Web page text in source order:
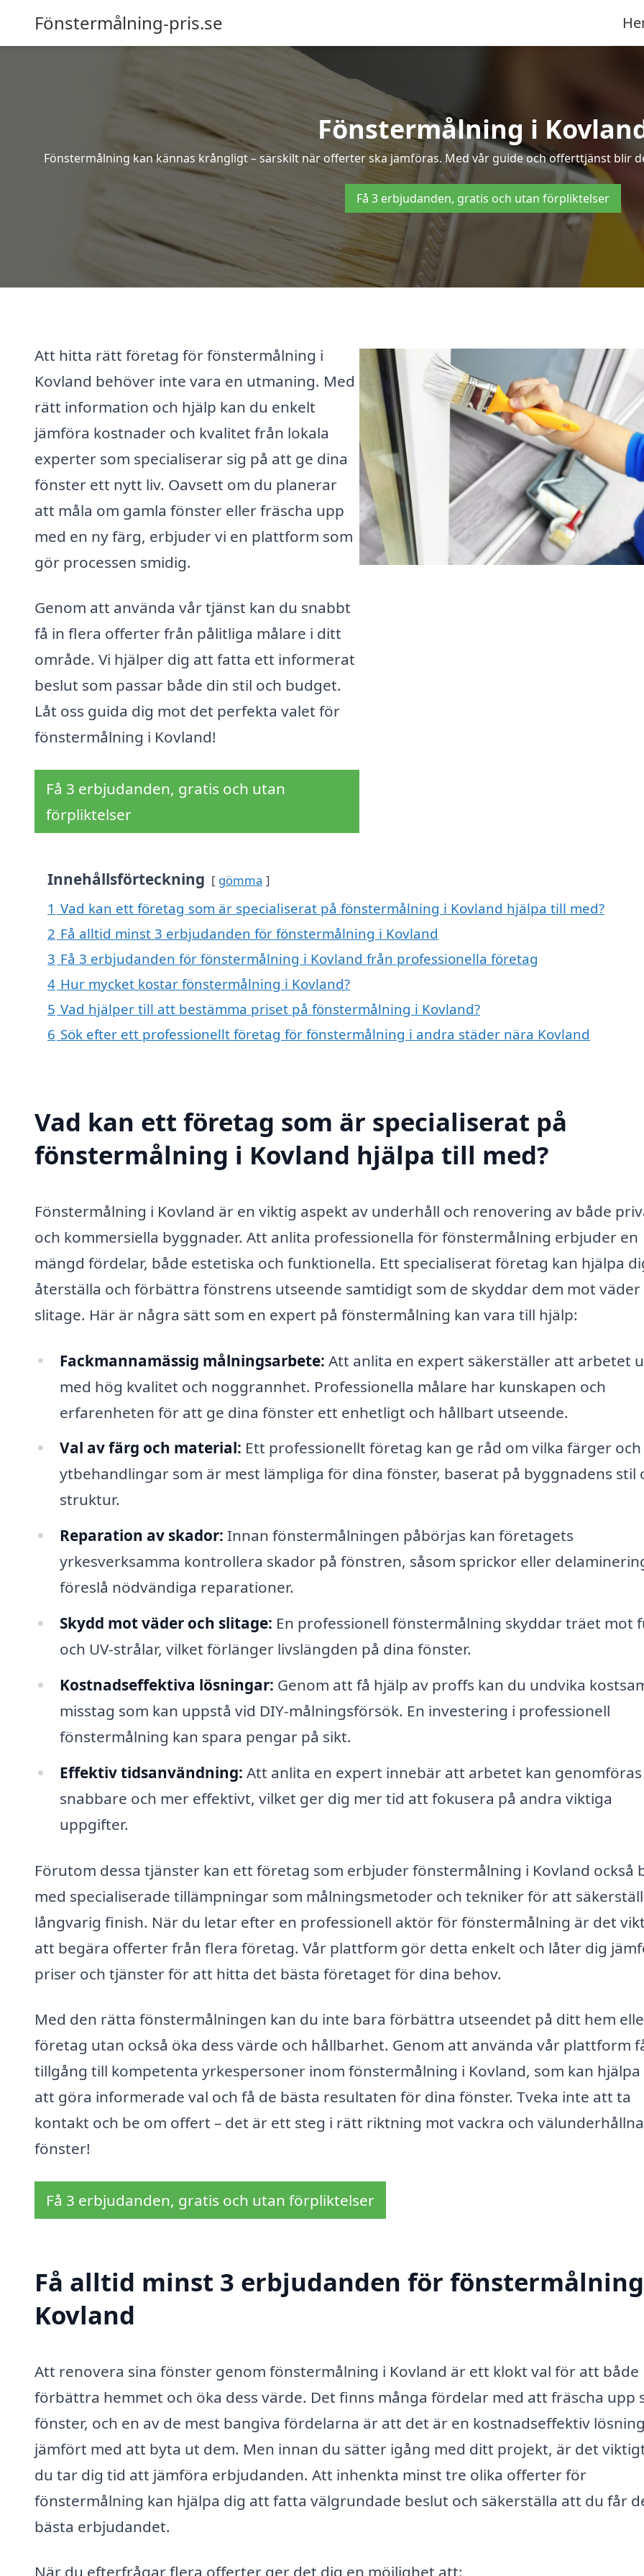
Fönstermålning-pris.se
Fönstermålning i
Fönstermålning kan kännas krångligt – särskilt när offerter ska jämföras. Med vår guide och offerttjänst blir
Få 3 erbjudanden, gratis och utan förpliktelser
Att hitta rätt företag för fönstermålning i
Kovland behöver inte vara en utmaning. Med
rätt information och hjälp kan du enkelt
jämföra kostnader och kvalitet från lokala
experter som specialiserar sig på att ge dina
fönster ett nytt liv. Oavsett om du planerar
att måla om gamla fönster eller fräscha upp
med en ny färg, erbjuder vi en plattform som
gör processen smidig.
Genom att använda vår tjänst kan du snabbt
få in flera offerter från pålitliga målare i ditt
område. Vi hjälper dig att fatta ett informerat
beslut som passar både din stil och budget.
Låt oss guida dig mot det perfekta valet för
fönstermålning i Kovland!
Få 3 erbjudanden, gratis och utan
förpliktelser
Innehållsförteckning gömma
1 Vad kan ett företag som är specialiserat på fönstermålning i Kovland hjälpa till med?
2 Få alltid minst 3 erbjudanden för fönstermålning i Kovland
3 Få 3 erbjudanden för fönstermålning i Kovland från professionella företag
4 Hur mycket kostar fönstermålning i Kovland?
5 Vad hjälper till att bestämma priset på fönstermålning i Kovland?
6 Sök efter ett professionellt företag för fönstermålning i andra städer nära Kovland
Vad kan ett företag som är specialiserat på
fönstermålning i Kovland hjälpa till med?
Fönstermålning i Kovland är en viktig aspekt av underhåll och renovering av både
och kommersiella byggnader. Att anlita professionella för fönstermålning erbjuder en
mängd fördelar, både estetiska och funktionella. Ett specialiserat företag kan hjälpa
återställa och förbättra fönstrens utseende samtidigt som de skyddar dem mot väder
slitage. Här är några sätt som en expert på fönstermålning kan vara till hjälp:
Fackmannamässig målningsarbete: Att anlita en expert säkerställer att arbetet
med hög kvalitet och noggrannhet. Professionella målare har kunskapen och
erfarenheten för att ge dina fönster ett enhetligt och hållbart utseende.
Val av färg och material: Ett professionellt företag kan ge råd om vilka färger och
ytbehandlingar som är mest lämpliga för dina fönster, baserat på byggnadens stil
struktur.
Reparation av skador: Innan fönstermålningen påbörjas kan företagets
yrkesverksamma kontrollera skador på fönstren, såsom sprickor eller
föreslå nödvändiga reparationer.
Skydd mot väder och slitage: En professionell fönstermålning skyddar träet mot
och UV-strålar, vilket förlänger livslängden på dina fönster.
Kostnadseffektiva lösningar: Genom att få hjälp av proffs kan du undvika
misstag som kan uppstå vid DIY-målningsförsök. En investering i professionell
fönstermålning kan spara pengar på sikt.
Effektiv tidsanvändning: Att anlita en expert innebär att arbetet kan genomföras
snabbare och mer effektivt, vilket ger dig mer tid att fokusera på andra viktiga
uppgifter.
Förutom dessa tjänster kan ett företag som erbjuder fönstermålning i Kovland också
med specialiserade tillämpningar som målningsmetoder och tekniker för att
långvarig finish. När du letar efter en professionell aktör för fönstermålning är det
att begära offerter från flera företag. Vår plattform gör detta enkelt och låter dig
priser och tjänster för att hitta det bästa företaget för dina behov.
Med den rätta fönstermålningen kan du inte bara förbättra utseendet på ditt hem
företag utan också öka dess värde och hållbarhet. Genom att använda vår plattform
tillgång till kompetenta yrkespersoner inom fönstermålning i Kovland, som kan hjälpa
att göra informerade val och få de bästa resultaten för dina fönster. Tveka inte att ta
kontakt och be om offert – det är ett steg i rätt riktning mot vackra och välunderhållna
fönster!
Få 3 erbjudanden, gratis och utan förpliktelser
Få alltid minst 3 erbjudanden för
Kovland
Att renovera sina fönster genom fönstermålning i Kovland är ett klokt val för att både
förbättra hemmet och öka dess värde. Det finns många fördelar med att fräscha upp
fönster, och en av de mest bangiva fördelarna är att det är en kostnadseffektiv lösning
jämfört med att byta ut dem. Men innan du sätter igång med ditt projekt, är det
du tar dig tid att jämföra erbjudanden. Att inhenkta minst tre olika offerter för
fönstermålning kan hjälpa dig att fatta välgrundade beslut och säkerställa att du får
bästa erbjudandet.
När du efterfrågar flera offerter ger det dig en möjlighet att: